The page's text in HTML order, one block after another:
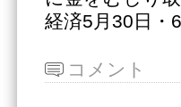
経済5月30日・
コメント